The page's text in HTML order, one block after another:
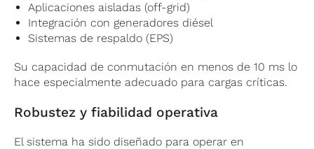
Aplicaciones aisladas (off-grid)
Integración con generadores diésel
Sistemas de respaldo (EPS)
Su capacidad de conmutación en menos de 10 ms lo
hace especialmente adecuado para cargas críticas.
Robustez y fiabilidad operativa
El sistema ha sido diseñado para operar en